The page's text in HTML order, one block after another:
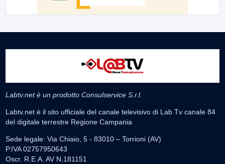
Labtv.net è un prodotto Consulservice S.r.l.
Labtv.net è il sito ufficiale del canale televisivo di Lab Tv canale 84
del digitale terrestre Regione Campania
Sede legale: Via Chiaio, 5 - 83010 – Torrioni (AV)
P.IVA 02757950643
Oscr. R.E.A. AV N.181151